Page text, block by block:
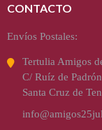
CONTACTO
Envíos Postales:
Tertulia Amigos
C/ Ruíz de
Santa Cruz de